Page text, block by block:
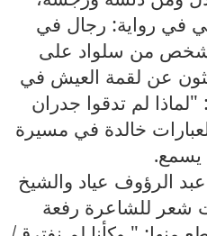
في رواية: رجال في
أكثر من شخص من سلواد على
عن لقمة العيش في
بعبارة: "لماذا لم تدقوا جدران
خالدة في مسيرة
يسمع.
الرؤوف عياد والشيخ
شعر للشاعرة رفعة